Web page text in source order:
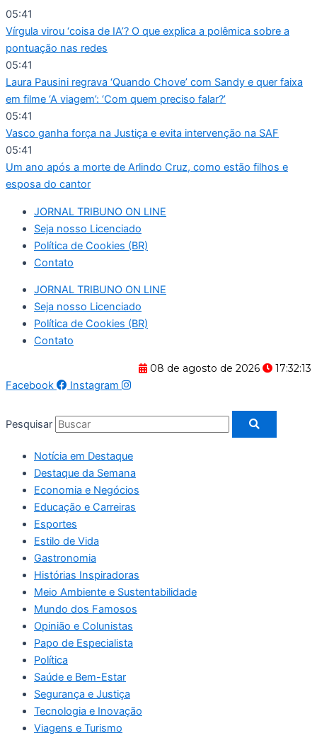
Ir
para
conteúdo
05:41
Vírgula virou ‘coisa de IA’? O que explica a polêmica sobre a
pontuação nas redes
05:41
Laura Pausini regrava ‘Quando Chove’ com Sandy e quer faixa
em filme ‘A viagem’: ‘Com quem preciso falar?’
05:41
Vasco ganha força na Justiça e evita intervenção na SAF
05:41
Um ano após a morte de Arlindo Cruz, como estão filhos e
esposa do cantor
JORNAL TRIBUNO ON LINE
Seja nosso Licenciado
Política de Cookies (BR)
Contato
JORNAL TRIBUNO ON LINE
Seja nosso Licenciado
Política de Cookies (BR)
Contato
08 de agosto de 2026
17:32:13
Facebook
Instagram
Pesquisar
Notícia em Destaque
Destaque da Semana
Economia e Negócios
Educação e Carreiras
Esportes
Estilo de Vida
Gastronomia
Histórias Inspiradoras
Meio Ambiente e Sustentabilidade
Mundo dos Famosos
Opinião e Colunistas
Papo de Especialista
Política
Saúde e Bem-Estar
Segurança e Justiça
Tecnologia e Inovação
Viagens e Turismo